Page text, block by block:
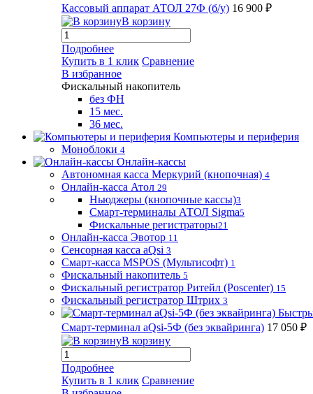
Кассовый аппарат АТОЛ 27Ф (б/у) 16 900 ₽
В корзину
Подробнее
Купить в 1 клик Сравнение
В избранное
Фискальный накопитель
без ФН
15 мес.
36 мес.
Компьютеры и периферия
Моноблоки 4
Онлайн-кассы
Автономная касса Меркурий (кнопочная) 4
Онлайн-касса Атол 29
Ньюджеры (кнопочные кассы)3
Смарт-терминалы АТОЛ Sigma5
Фискальные регистраторы21
Онлайн-касса Эвотор 11
Сенсорная касса aQsi 3
Смарт-касса MSPOS (Мультисофт) 1
Фискальный накопитель 5
Фискальный регистратор Ритейл (Poscenter) 15
Фискальный регистратор Штрих 3
Смарт-терминал aQsi-5Ф (без эквайринга) 17 050 ₽
В корзину
Подробнее
Купить в 1 клик Сравнение